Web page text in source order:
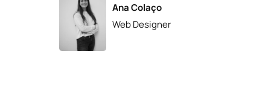
Ana Colaço
Web Designer